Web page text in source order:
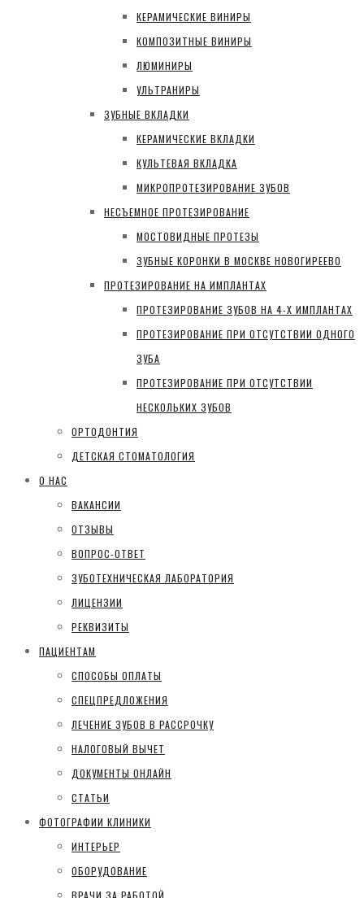
КЕРАМИЧЕСКИЕ ВИНИРЫ
КОМПОЗИТНЫЕ ВИНИРЫ
ЛЮМИНИРЫ
УЛЬТРАНИРЫ
ЗУБНЫЕ ВКЛАДКИ
КЕРАМИЧЕСКИЕ ВКЛАДКИ
КУЛЬТЕВАЯ ВКЛАДКА
МИКРОПРОТЕЗИРОВАНИЕ ЗУБОВ
НЕСЪЕМНОЕ ПРОТЕЗИРОВАНИЕ
МОСТОВИДНЫЕ ПРОТЕЗЫ
ЗУБНЫЕ КОРОНКИ В МОСКВЕ НОВОГИРЕЕВО
ПРОТЕЗИРОВАНИЕ НА ИМПЛАНТАХ
ПРОТЕЗИРОВАНИЕ ЗУБОВ НА 4-Х ИМПЛАНТАХ
ПРОТЕЗИРОВАНИЕ ПРИ ОТСУТСТВИИ ОДНОГО
ЗУБА
ПРОТЕЗИРОВАНИЕ ПРИ ОТСУТСТВИИ
НЕСКОЛЬКИХ ЗУБОВ
ОРТОДОНТИЯ
ДЕТСКАЯ СТОМАТОЛОГИЯ
О НАС
ВАКАНСИИ
ОТЗЫВЫ
ВОПРОС-ОТВЕТ
ЗУБОТЕХНИЧЕСКАЯ ЛАБОРАТОРИЯ
ЛИЦЕНЗИИ
РЕКВИЗИТЫ
ПАЦИЕНТАМ
СПОСОБЫ ОПЛАТЫ
СПЕЦПРЕДЛОЖЕНИЯ
ЛЕЧЕНИЕ ЗУБОВ В РАССРОЧКУ
НАЛОГОВЫЙ ВЫЧЕТ
ДОКУМЕНТЫ ОНЛАЙН
СТАТЬИ
ФОТОГРАФИИ КЛИНИКИ
ИНТЕРЬЕР
ОБОРУДОВАНИЕ
ВРАЧИ ЗА РАБОТОЙ